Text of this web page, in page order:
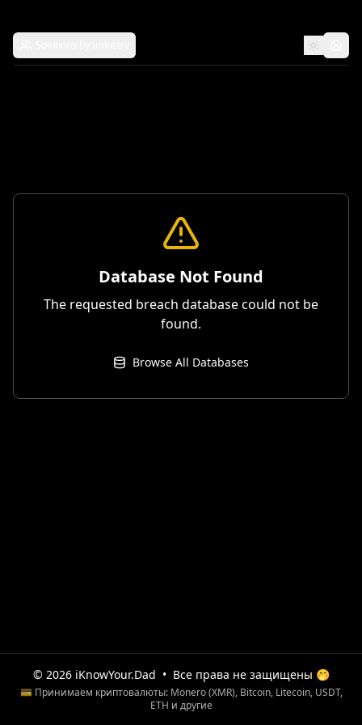
Database Not Found
The requested breach database could not be
found.
Browse All Databases
© 2026 iKnowYour.Dad • Все права не защищены 🤭
💳 Принимаем криптовалюты: Monero (XMR), Bitcoin, Litecoin, USDT,
ETH и другие